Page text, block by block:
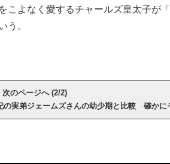
こよなく愛するチャールズ皇太子が
う。
次のページへ (2/2)
の実弟ジェームズさんの幼少期と比較 確かに